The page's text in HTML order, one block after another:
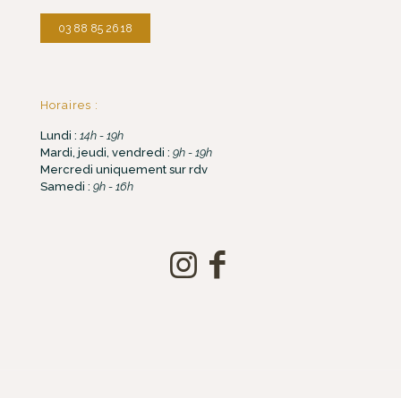
03 88 85 26 18
Horaires :
Lundi : 14h - 19h
Mardi, jeudi, vendredi : 9h - 19h
Mercredi uniquement sur rdv
Samedi : 9h - 16h